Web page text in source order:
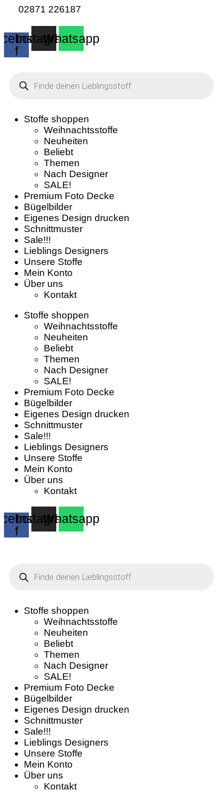
02871 226187
f
InstagramWhatsapp
search
Stoffe shoppen
Weihnachtsstoffe
Neuheiten
Beliebt
Themen
Nach Designer
SALE!
Premium Foto Decke
Bügelbilder
Eigenes Design drucken
Schnittmuster
Sale!!!
Lieblings Designers
Unsere Stoffe
Mein Konto
Über uns
Kontakt
Stoffe shoppen
Weihnachtsstoffe
Neuheiten
Beliebt
Themen
Nach Designer
SALE!
Premium Foto Decke
Bügelbilder
Eigenes Design drucken
Schnittmuster
Sale!!!
Lieblings Designers
Unsere Stoffe
Mein Konto
Über uns
Kontakt
f
InstagramWhatsapp
search
Stoffe shoppen
Weihnachtsstoffe
Neuheiten
Beliebt
Themen
Nach Designer
SALE!
Premium Foto Decke
Bügelbilder
Eigenes Design drucken
Schnittmuster
Sale!!!
Lieblings Designers
Unsere Stoffe
Mein Konto
Über uns
Kontakt